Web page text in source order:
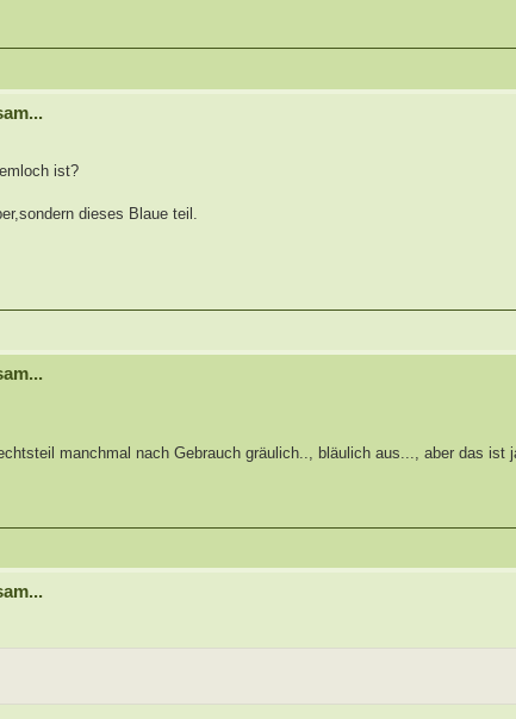
ist?
dieses Blaue teil.
manchmal nach Gebrauch gräulich.., bläulich aus..., aber das ist